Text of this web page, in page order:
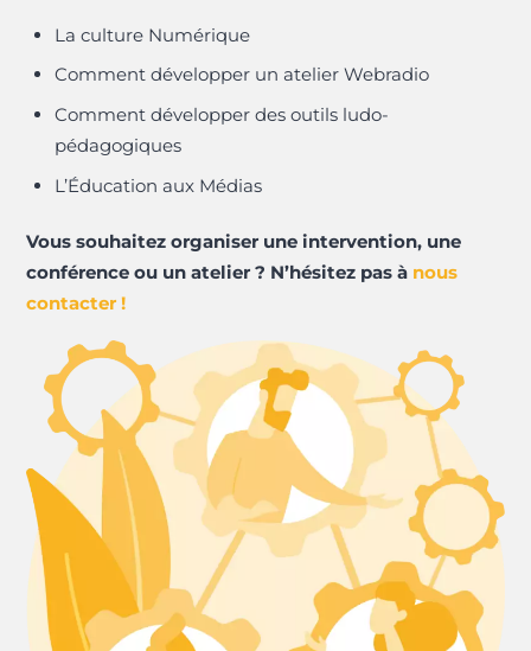
La culture Numérique
Comment développer un atelier Webradio
Comment développer des outils ludo-
pédagogiques
L’Éducation aux Médias
Vous souhaitez organiser une intervention, une
conférence ou un atelier ? N’hésitez pas à nous
contacter !